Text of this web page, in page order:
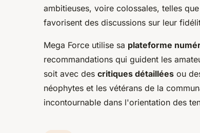
ambitieuses, voire colossales, telles
favorisent des discussions sur leur
Mega Force utilise sa plateforme
recommandations qui guident les
soit avec des critiques détaillées ou
néophytes et les vétérans de la
incontournable dans l'orientation des